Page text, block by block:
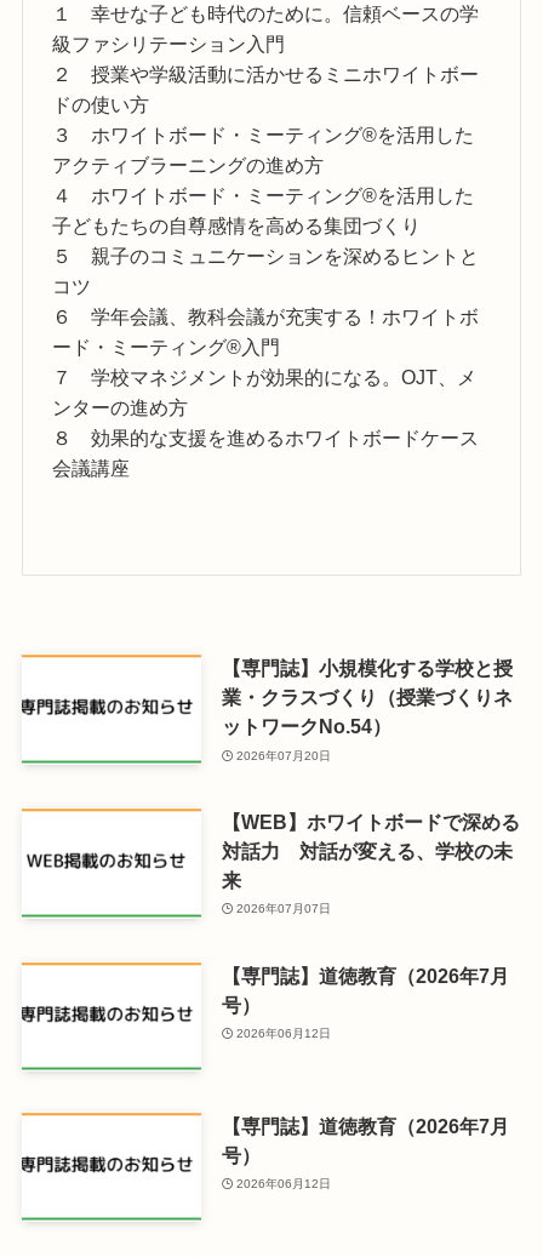
１ 幸せな子ども時代のために。信頼ベースの学
級ファシリテーション入門
２ 授業や学級活動に活かせるミニホワイトボー
ドの使い方
３ ホワイトボード・ミーティング®を活用した
アクティブラーニングの進め方
４ ホワイトボード・ミーティング®を活用した
子どもたちの自尊感情を高める集団づくり
５ 親子のコミュニケーションを深めるヒントと
コツ
６ 学年会議、教科会議が充実する！ホワイトボ
ード・ミーティング®入門
７ 学校マネジメントが効果的になる。OJT、メ
ンターの進め方
８ 効果的な支援を進めるホワイトボードケース
会議講座
【専門誌】小規模化する学校と授
業・クラスづくり（授業づくりネ
ットワークNo.54）
2026年07月20日
【WEB】ホワイトボードで深める
対話力 対話が変える、学校の未
来
2026年07月07日
【専門誌】道徳教育（2026年7月
号）
2026年06月12日
【専門誌】道徳教育（2026年7月
号）
2026年06月12日